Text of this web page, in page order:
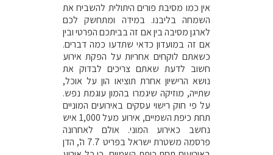
אין כמו מסיבת פורים היתולית להשביח את
השמחה בליבנו. במידה ומתחשק לכם
לארגן מסיבה בין אם זה בביתכם הפרטי ובין
אם זה במועדון כדאי שתדעו כמה דברים.
כשאתם לוקחים אחריות על הפקת אירוע
חשוב לדעת שאתם צריכים לבדוק את
נושא הרישיון אחרת תוציאו הון על אוכל,
שתייה, מוזיקה שיגמרו בהמון עוגמת נפש.
על פי חוק רישוי עסקים באירועים המוניים
תחת כיפת השמיים, אירוע מעל 1,000 איש
נחשב כאירוע המוני. אולם לאחרונה
פרסמה משטרת ישראל בפריט 7.7 ה', הדן